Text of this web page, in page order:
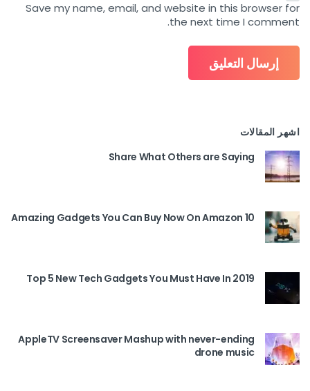
Save my name, email, and website in this browser for
the next time I comment.
اشهر المقالات
Share What Others are Saying
10 Amazing Gadgets You Can Buy Now On Amazon
Top 5 New Tech Gadgets You Must Have In 2019
AppleTV Screensaver Mashup with never-ending
drone music